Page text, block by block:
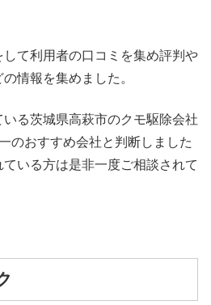
て利用者の口コミを集め評判や
情報を集めました。
る茨城県高萩市のクモ駆除会社
のおすすめ会社と判断しました
いる方は是非一度ご相談されて